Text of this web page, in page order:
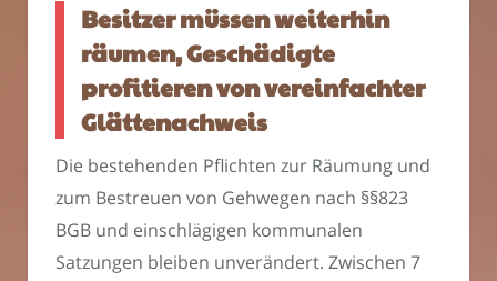
Besitzer müssen weiterhin
räumen, Geschädigte
profitieren von vereinfachter
Glättenachweis
Die bestehenden Pflichten zur Räumung und
zum Bestreuen von Gehwegen nach §§823
BGB und einschlägigen kommunalen
Satzungen bleiben unverändert. Zwischen 7